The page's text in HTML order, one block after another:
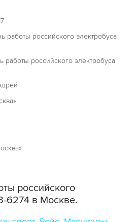
работы российского электробуса
работы российского электробуса
российского
6274 в Москве.